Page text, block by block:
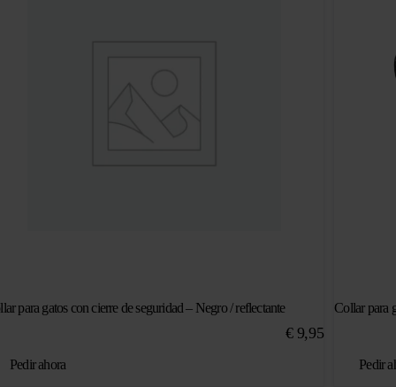
para gatos con cierre de seguridad – Negro / reflectante
€9,95
Pedir ahora
Collar para
Pedir